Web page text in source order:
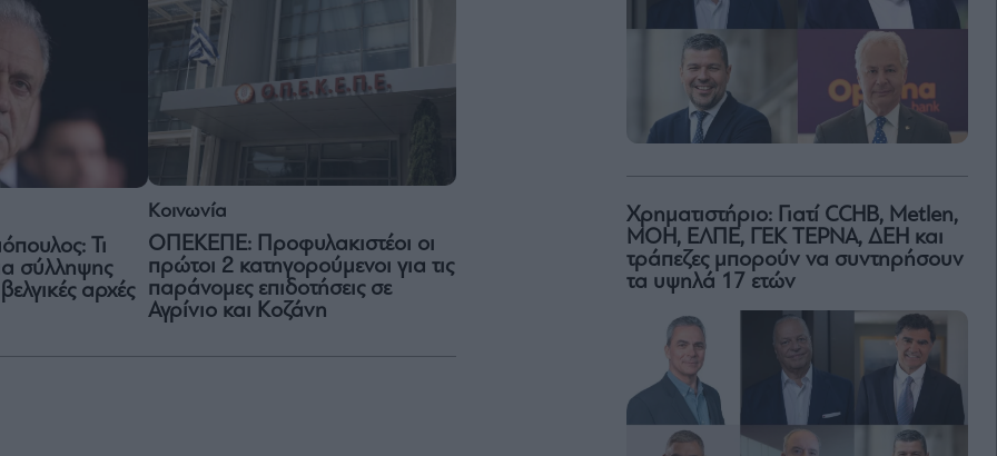
Τι
σύλληψης
αρχές
Κοινωνία
ΟΠΕΚΕΠΕ: Προφυλακιστέοι οι
πρώτοι 2 κατηγορούμενοι για τις
παράνομες επιδοτήσεις σε
Αγρίνιο και Κοζάνη
Χρηματιστήριο: Γιατί CCHB, Metlen,
MOH, ΕΛΠΕ, ΓΕΚ ΤΕΡΝΑ, ΔΕΗ και
τράπεζες μπορούν να συντηρήσουν
τα υψηλά 17 ετών